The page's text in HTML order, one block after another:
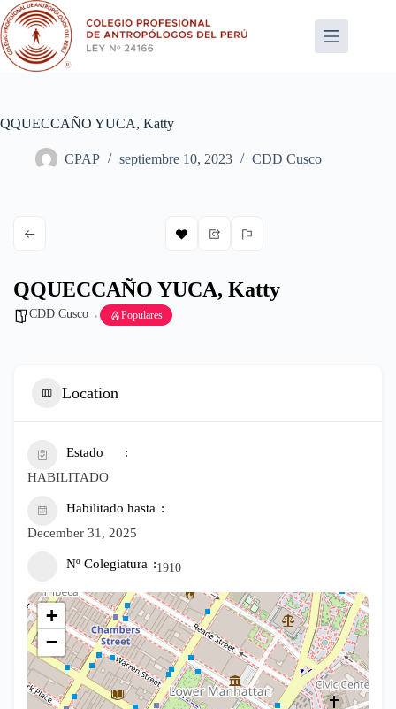
Saltar
al
contenido
QQUECCAÑO YUCA, Katty
CPAP septiembre 10, 2023 CDD Cusco
QQUECCAÑO YUCA, Katty
CDD Cusco Populares
Location
Estado
HABILITADO
Habilitado hasta
December 31, 2025
Nº Colegiatura 1910
+
−